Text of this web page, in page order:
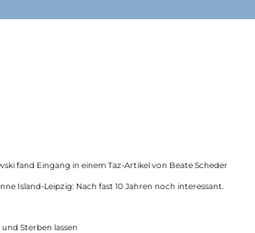
fand Eingang in einem Taz-Artikel von Beate Scheder
Island-Leipzig: Nach fast 10 Jahren noch interessant.
Sterben lassen